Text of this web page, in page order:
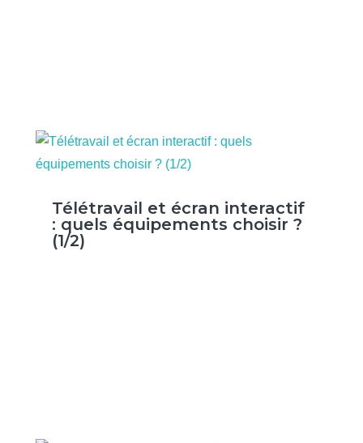
Télétravail et écran interactif
: quels équipements choisir ?
(1/2)